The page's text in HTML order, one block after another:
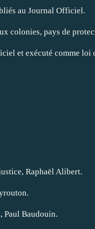
au Journal Officiel.
colonies, pays de
et exécuté comme loi
Raphaël Alibert.
Paul Baudouin.